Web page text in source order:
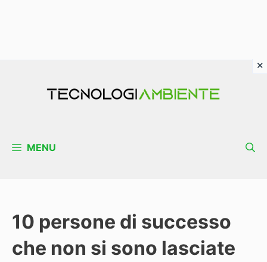
MENU
10 persone di successo
che non si sono lasciate